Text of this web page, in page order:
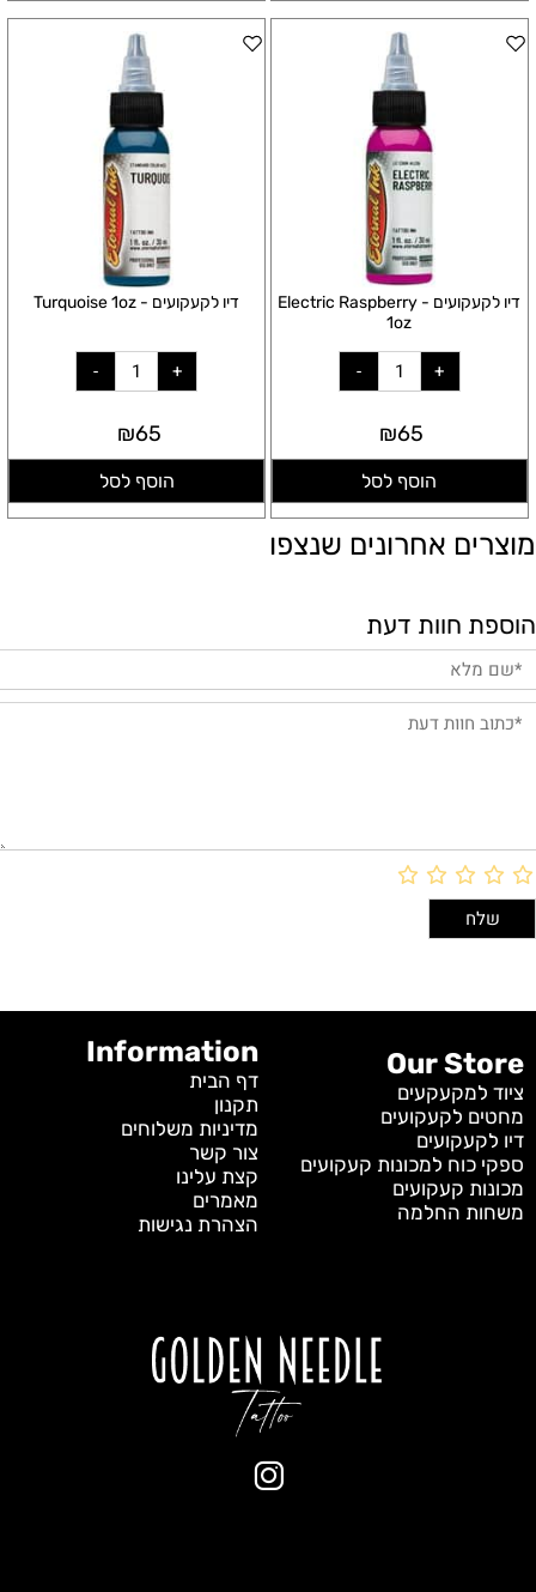
דיו לקעקועים - Electric Raspberry
1oz
₪65
הוסף לסל
דיו לקעקועים - Turquoise 1oz
₪65
הוסף לסל
מוצרים אחרונים שנצפו
הוספת חוות דעת
Our Store
ציוד למקעקעים
מחטים לקעקועים
דיו לקעקועים
ספקי כוח למכונות קעקועים
מכונות קעקועים
משחות החלמה
Information
דף הבית
תקנון
מדיניות משלוחים
צור קשר
קצת עלינו
מאמרים
הצהרת נגישות